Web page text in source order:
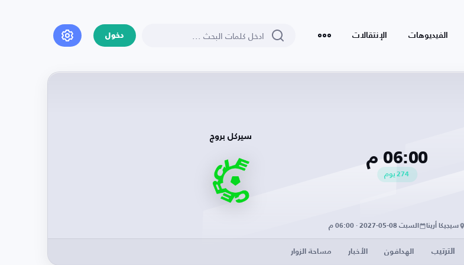
الفيديوهات الإنتقالات دخول
06:00 م
274 يوم
سيركل بروج
سيجيكا أرينا السبت 08-05-2027 · 06:00 م
الترتيب الهدافون الأخبار مساحة الزوار